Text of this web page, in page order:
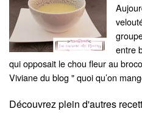
entre
qui opposait le chou fleur au
Viviane du blog " quoi qu’on
Découvrez plein d'autres